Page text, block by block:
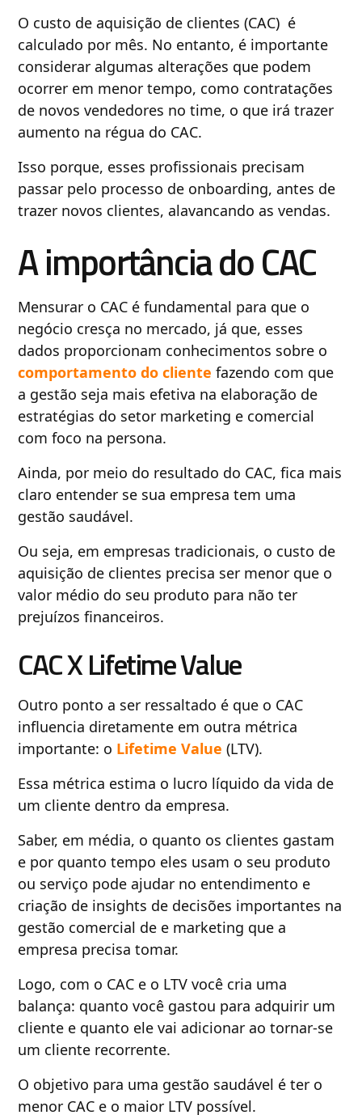
O custo de aquisição de clientes (CAC) é
calculado por mês. No entanto, é importante
considerar algumas alterações que podem
ocorrer em menor tempo, como contratações
de novos vendedores no time, o que irá trazer
aumento na régua do CAC.
Isso porque, esses profissionais precisam
passar pelo processo de onboarding, antes de
trazer novos clientes, alavancando as vendas.
A importância do CAC
Mensurar o CAC é fundamental para que o
negócio cresça no mercado, já que, esses
dados proporcionam conhecimentos sobre o
comportamento do cliente fazendo com que
a gestão seja mais efetiva na elaboração de
estratégias do setor marketing e comercial
com foco na persona.
Ainda, por meio do resultado do CAC, fica mais
claro entender se sua empresa tem uma
gestão saudável.
Ou seja, em empresas tradicionais, o custo de
aquisição de clientes precisa ser menor que o
valor médio do seu produto para não ter
prejuízos financeiros.
CAC X Lifetime Value
Outro ponto a ser ressaltado é que o CAC
influencia diretamente em outra métrica
importante: o Lifetime Value (LTV).
Essa métrica estima o lucro líquido da vida de
um cliente dentro da empresa.
Saber, em média, o quanto os clientes gastam
e por quanto tempo eles usam o seu produto
ou serviço pode ajudar no entendimento e
criação de insights de decisões importantes na
gestão comercial de e marketing que a
empresa precisa tomar.
Logo, com o CAC e o LTV você cria uma
balança: quanto você gastou para adquirir um
cliente e quanto ele vai adicionar ao tornar-se
um cliente recorrente.
O objetivo para uma gestão saudável é ter o
menor CAC e o maior LTV possível.